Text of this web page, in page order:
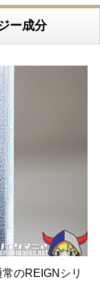
ー成分
のREIGNシリ